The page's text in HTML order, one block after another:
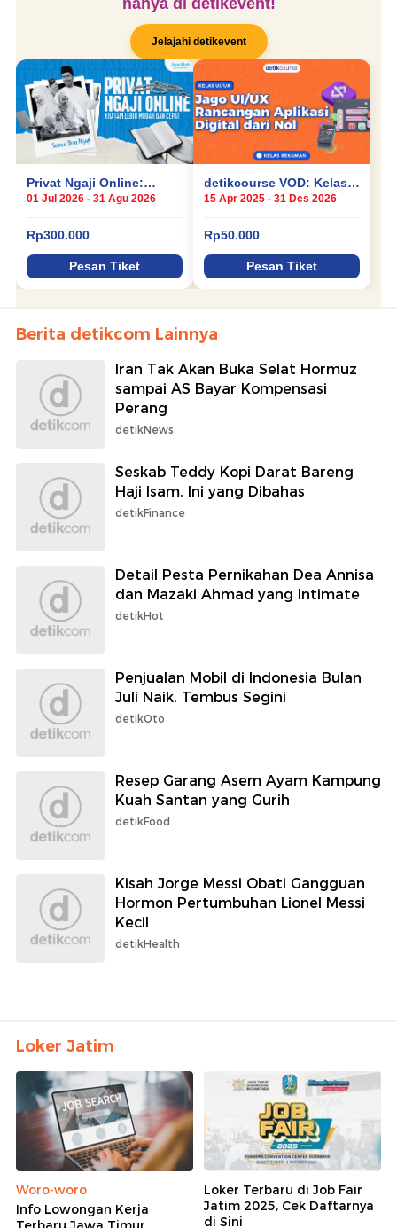
Berita detikcom Lainnya
Iran Tak Akan Buka Selat Hormuz
sampai AS Bayar Kompensasi
Perang
detikNews
Seskab Teddy Kopi Darat Bareng
Haji Isam, Ini yang Dibahas
detikFinance
Detail Pesta Pernikahan Dea Annisa
dan Mazaki Ahmad yang Intimate
detikHot
Penjualan Mobil di Indonesia Bulan
Juli Naik, Tembus Segini
detikOto
Resep Garang Asem Ayam Kampung
Kuah Santan yang Gurih
detikFood
Kisah Jorge Messi Obati Gangguan
Hormon Pertumbuhan Lionel Messi
Kecil
detikHealth
Loker Jatim
Woro-woro
Info Lowongan Kerja
Loker Terbaru di Job Fair
Jatim 2025, Cek Daftarnya
di Sini